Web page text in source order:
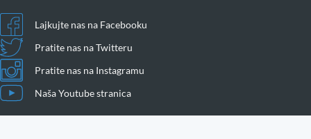
Lajkujte nas na Facebooku
Pratite nas na Twitteru
Pratite nas na Instagramu
Naša Youtube stranica